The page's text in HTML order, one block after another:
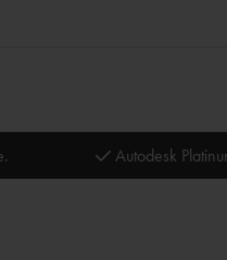
Autodesk